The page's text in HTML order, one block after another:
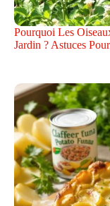
Pourquoi Les
Jardin ? Astuces